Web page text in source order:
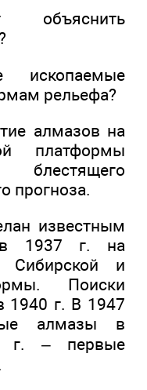
рельефа?
алмазов на
платформы
блестящего
прогноза.
известным
1937 г. на
Сибирской и
Поиски
1940 г. В 1947
алмазы в
г. – первые